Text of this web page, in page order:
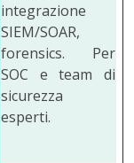
integrazione
SIEM/SOAR,
forensics. Per
SOC e team di
sicurezza
esperti.